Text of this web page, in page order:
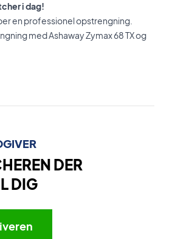
i dag!
en professionel opstrengning.
med Ashaway Zymax 68 TX og
DER
DIG